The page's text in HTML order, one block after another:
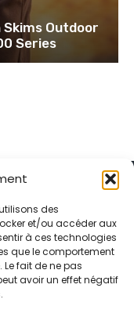
des
et/ou accéder aux
à ces technologies
que le comportement
fait de ne pas
avoir un effet négatif
Outdoor
Series
presse et de
1995, elle conçoit et
et à l’international